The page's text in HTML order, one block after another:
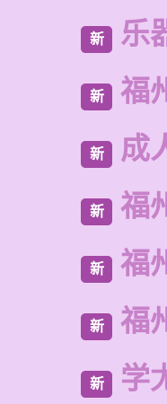
新 乐
新 福
新 成
新 福
新 福
新 福
新 学